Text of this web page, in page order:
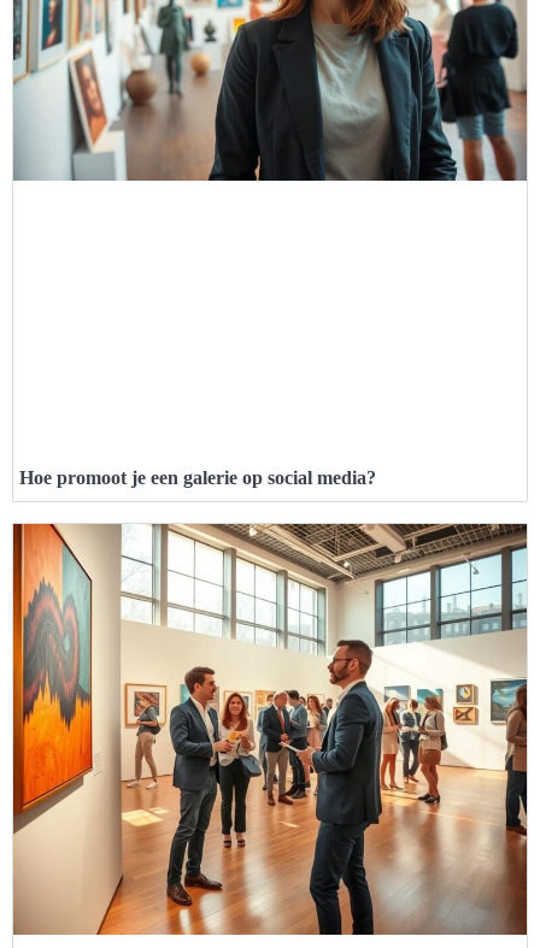
Hoe promoot je een galerie op social media?